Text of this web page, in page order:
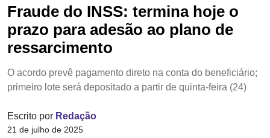
Fraude do INSS: termina hoje o
prazo para adesão ao plano de
ressarcimento
O acordo prevê pagamento direto na conta do beneficiário;
primeiro lote será depositado a partir de quinta-feira (24)
Escrito por Redação
21 de julho de 2025